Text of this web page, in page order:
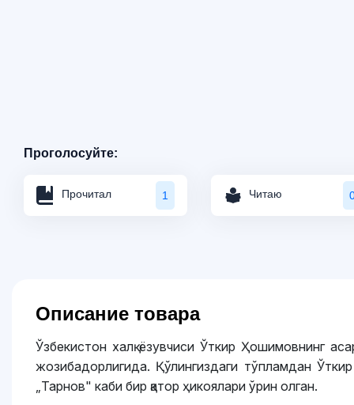
Проголосуйте:
Прочитал 1 Читаю
Описание товара
Ўзбекистон халқ ёзувчиси Ўткир Ҳошимовнинг
жозибадорлигида. Қўлингиздаги тўпламдан
„Тарнов" каби бир қатор ҳикоялари ўрин олган.